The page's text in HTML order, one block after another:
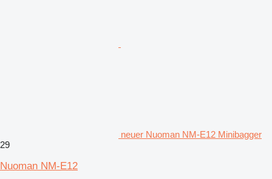
neuer Nuoman NM-E12 Minibagger
29
Nuoman NM-E12